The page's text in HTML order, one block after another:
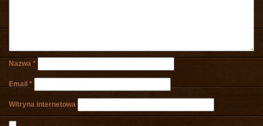
Nazwa *
Email *
Witryna internetowa